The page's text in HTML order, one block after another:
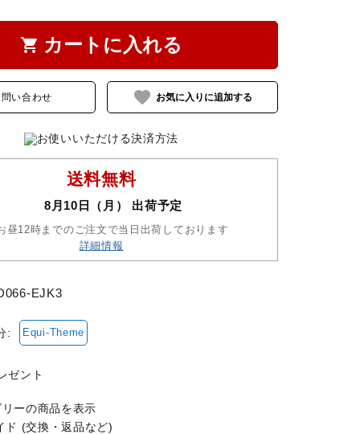
shopping_cart カートに入れる
い合わせ favorite
送料無料
8月10日（月） 出荷予定
昼12時までのご注文で当日出荷しております
詳細情報
EJK3
: Equi-Theme
ーの商品を表示
ド (交換・返品など)